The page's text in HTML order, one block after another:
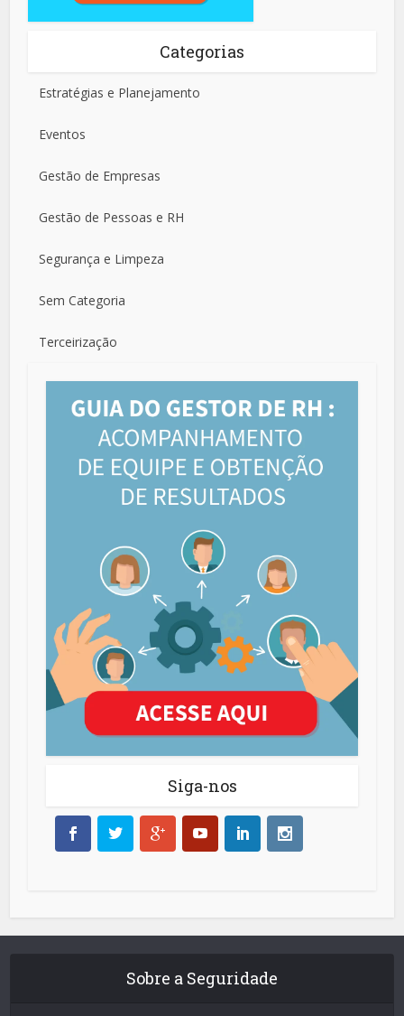
Categorias
Estratégias e Planejamento
Eventos
Gestão de Empresas
Gestão de Pessoas e RH
Segurança e Limpeza
Sem Categoria
Terceirização
Siga-nos
Sobre a Seguridade